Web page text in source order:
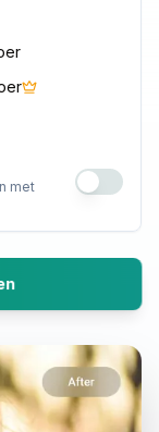
met